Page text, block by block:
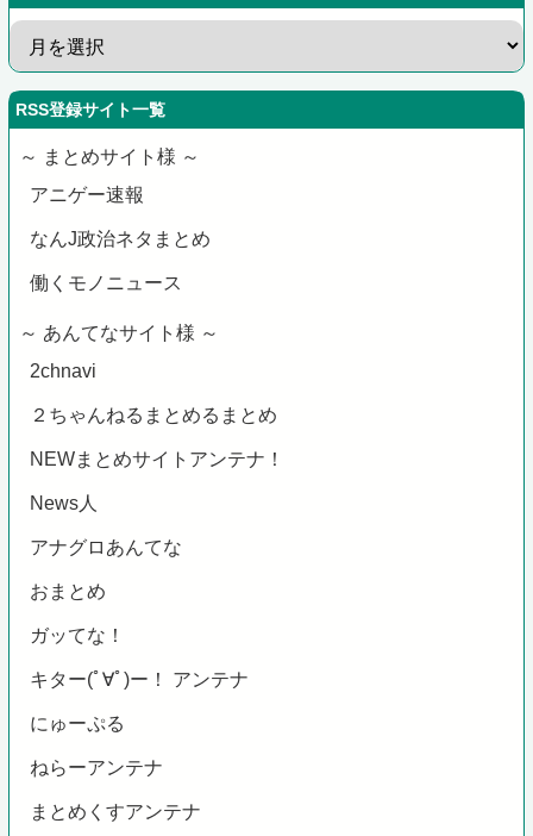
RSS登録サイト一覧
～ まとめサイト様 ～
アニゲー速報
なんJ政治ネタまとめ
働くモノニュース
～ あんてなサイト様 ～
2chnavi
２ちゃんねるまとめるまとめ
NEWまとめサイトアンテナ！
News人
アナグロあんてな
おまとめ
ガッてな！
キター(ﾟ∀ﾟ)ー！ アンテナ
にゅーぷる
ねらーアンテナ
まとめくすアンテナ